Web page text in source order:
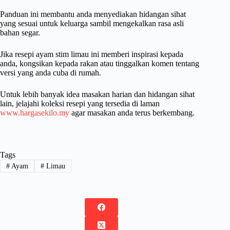
Panduan ini membantu anda menyediakan hidangan sihat
yang sesuai untuk keluarga sambil mengekalkan rasa asli
bahan segar.
Jika resepi ayam stim limau ini memberi inspirasi kepada
anda, kongsikan kepada rakan atau tinggalkan komen tentang
versi yang anda cuba di rumah.
Untuk lebih banyak idea masakan harian dan hidangan sihat
lain, jelajahi koleksi resepi yang tersedia di laman
www.hargasekilo.my agar masakan anda terus berkembang.
Tags
#Ayam #Limau